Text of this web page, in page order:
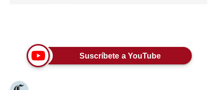
Lujo
Viajes
Moda
Suscríbete a YouTube